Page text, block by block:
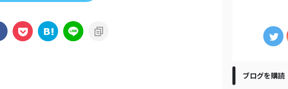
ブログを購読